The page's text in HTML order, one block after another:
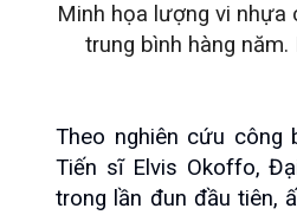
Minh họa lượng vi nhựa
trung bình hàng năm.
Theo nghiên cứu công
Tiến sĩ Elvis Okoffo,
trong lần đun đầu tiên,